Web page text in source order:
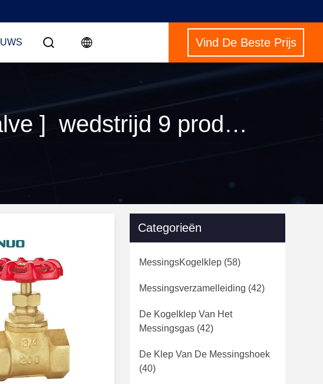
Vind De Beste Prijs
Trefwoorden [ durable brass exhaust valve ] wedstrijd 9 producten
Categorieën
MessingsKogelklep (58)
Messingsverzamelleiding (42)
De Kogelklep Van Het
Messingsgas (42)
De Klep Van De Messingshoek
(40)